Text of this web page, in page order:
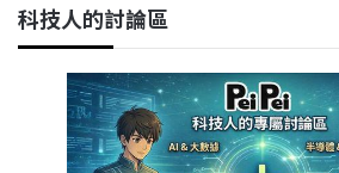
科技人的討論區